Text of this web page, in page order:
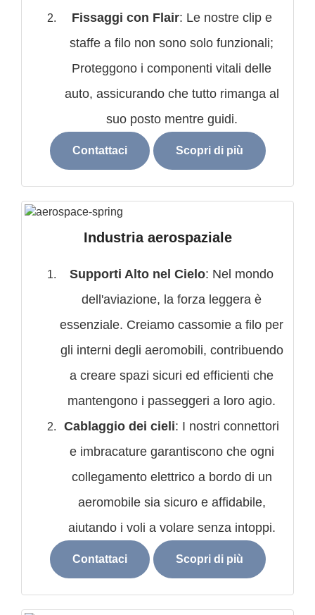
Fissaggi con Flair: Le nostre clip e
staffe a filo non sono solo funzionali;
Proteggono i componenti vitali delle
auto, assicurando che tutto rimanga al
suo posto mentre guidi.
Contattaci Scopri di più
Industria aerospaziale
Supporti Alto nel Cielo: Nel mondo
dell'aviazione, la forza leggera è
essenziale. Creiamo cassomie a filo per
gli interni degli aeromobili, contribuendo
a creare spazi sicuri ed efficienti che
mantengono i passeggeri a loro agio.
Cablaggio dei cieli: I nostri connettori
e imbracature garantiscono che ogni
collegamento elettrico a bordo di un
aeromobile sia sicuro e affidabile,
aiutando i voli a volare senza intoppi.
Contattaci Scopri di più